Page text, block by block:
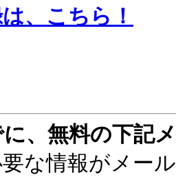
、こちら！
、無料の下記
な情報がメー